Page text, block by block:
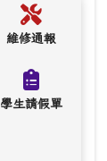
維修通報
學生請假單